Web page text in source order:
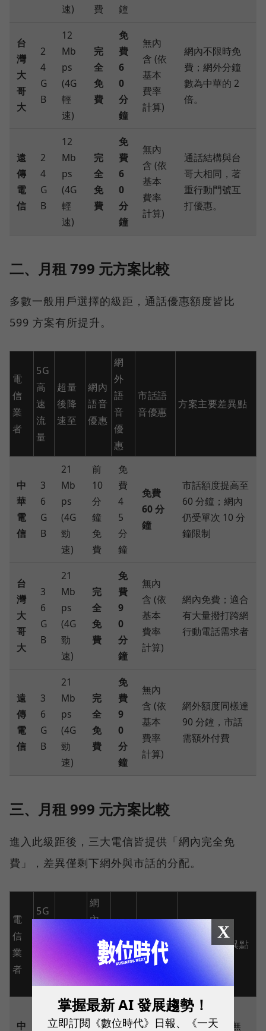
速)
費
鐘
台
灣
大
哥
大
2
4
G
B
12
Mb
ps
(4G
輕
速)
完
全
免
費
免
費
6
0
分
鐘
無內
含 (依
基本
費率
計算)
網內不限時免
費；網外分鐘
數為中華的 2
倍。
遠
傳
電
信
2
4
G
B
12
Mb
ps
(4G
輕
速)
完
全
免
費
免
費
6
0
分
鐘
無內
含 (依
基本
費率
計算)
通話結構與台
哥大相同，著
重行動門號互
打優惠。
二、月租 799 元方案比較
多數一般用戶選擇的級距，通話優惠額度皆比
599 方案有所提升。
電
信
業
者
5G
高
速
流
量
超量
後降
速至
網內
語音
優惠
網
外
語
音
優
惠
市話語
音優惠
方案主要差異點
中
華
電
信
3
6
G
B
21
Mb
ps
(4G
勁
速)
前
10
分
鐘
免
費
免
費
4
5
分
鐘
免費
60 分
鐘
市話額度提高至
60 分鐘；網內
仍受單次 10 分
鐘限制
台
灣
大
哥
大
3
6
G
B
21
Mb
ps
(4G
勁
速)
完
全
免
費
免
費
9
0
分
鐘
無內
含 (依
基本
費率
計算)
網內免費；適合
有大量撥打跨網
行動電話需求者
遠
傳
電
信
3
6
G
B
21
Mb
ps
(4G
勁
速)
完
全
免
費
免
費
9
0
分
鐘
無內
含 (依
基本
費率
計算)
網外額度同樣達
90 分鐘，市話
需額外付費
三、月租 999 元方案比較
進入此級距後，三大電信皆提供「網內完全免
費」，差異僅剩下網外與市話的分配。
電
信
業
者
5G
量
超量
後降
速至
網
內
音
優
惠
語音
優惠
音優惠
方案主要差異點
中
50
Mb
完
免
網內升級為無
X
掌握最新 AI 發展趨勢！
立即訂閱《數位時代》日報、《一天